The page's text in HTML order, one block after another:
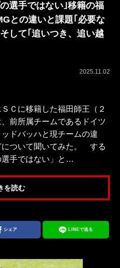
選手ではない｣移籍の福
との違いと課題｢必要な
して｢追いつき、追い越
2025.11.02
Ｃに移籍した福田師王（２
前所属チームであるドイツ
ドバッハと現チームの違
について聞いてみた。 する
選手ではない」と…
を読む
シェア LINEで送る